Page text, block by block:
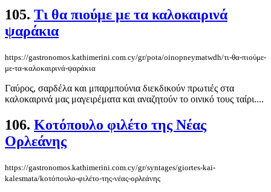
105. Τι θα πιούμε με τα καλοκαιρινά
ψαράκια
https://gastronomos.kathimerini.com.cy/gr/pota/oinopneymatwdh/τι-θα-πιούμε-
με-τα-καλοκαιρινά-ψαράκια
Γαύρος, σαρδέλα και μπαρμπούνια διεκδικούν πρωτιές στα
καλοκαιρινά μας μαγειρέματα και αναζητούν το οινικό τους ταίρι....
106. Koτόπουλο φιλέτο της Νέας
Ορλεάνης
https://gastronomos.kathimerini.com.cy/gr/syntages/giortes-kai-
kalesmata/koτόπουλο-φιλέτο-της-νέας-ορλεάνης